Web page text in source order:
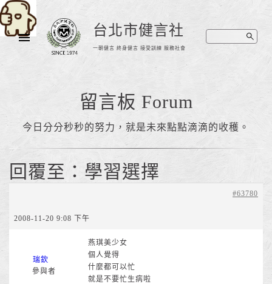
台北市健言社
一朝健言 終身健言 接受訓練 服務社會
留言板 Forum
今日分分秒秒的努力，就是未來點點滴滴的收穫。
回覆至：學習選擇
2008-11-20 9:08 下午
#63780
瑞欽
參與者
燕琪美少女
個人覺得
什麼都可以忙
就是不要忙生病啦